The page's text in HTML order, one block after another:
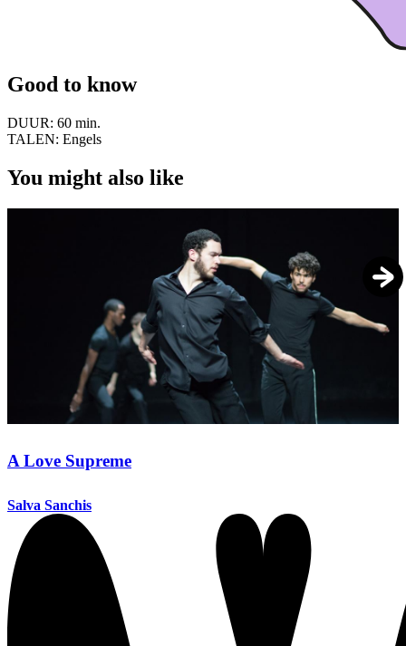
Good to know
DUUR: 60 min.
TALEN: Engels
You might also like
A Love Supreme
Salva Sanchis